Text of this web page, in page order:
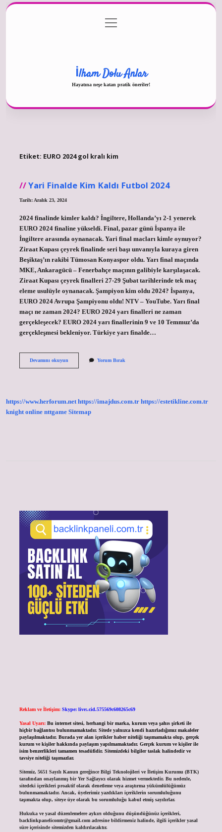
Gizlilik Politikası
menüyü
aç
İlham Dolu Anlar
Hayatına neşe katan pratik öneriler!
Etiket: EURO 2024 gol kralı kim
Yari Finalde Kim Kaldı Futbol 2024
Tarih: Aralık 23, 2024
2024 finalinde kimler kaldı? İngiltere, Hollanda’yı 2-1 yenerek
EURO 2024 finaline yükseldi. Final, pazar günü İspanya ile
İngiltere arasında oynanacak. Yari final macları kimle oynuyor?
Ziraat Kupası çeyrek finalinde seri başı unvanıyla kuraya giren
Beşiktaş’ın rakibi Tümosan Konyaspor oldu. Yarı final maçında
MKE, Ankaragücü – Fenerbahçe maçının galibiyle karşılaşacak.
Ziraat Kupası çeyrek finalleri 27-29 Şubat tarihlerinde tek maç
eleme usulüyle oynanacak. Şampiyon kim oldu 2024? İspanya,
EURO 2024 Avrupa Şampiyonu oldu! NTV – YouTube. Yarı final
maçı ne zaman 2024? EURO 2024 yarı finalleri ne zaman
gerçekleşecek? EURO 2024 yarı finallerinin 9 ve 10 Temmuz’da
gerçekleşmesi bekleniyor. Türkiye yarı finalde…
Devamını okuyunYari
Yorum Bırak
https://www.herforum.net https://imajdus.com.tr https://estetikline.com.tr
knight online nttgame Sitemap
Reklam ve İletişim: Skype: live:.cid.575569c608265c69
Yasal Uyarı: Bu internet sitesi, herhangi bir marka, kurum veya şahıs şirketi ile
hiçbir bağlantısı bulunmamaktadır. Sitede yalnızca kendi hazırladığımız makaleler
paylaşılmaktadır. Burada yer alan içerikler haber niteliği taşımamakta olup, gerçek
kurum ve kişiler hakkında paylaşım yapılmamaktadır. Gerçek kurum ve kişiler ile
isim benzerlikleri tamamen tesadüfidir. Sitemizdeki bilgiler taslak halindedir ve
tavsiye niteliği taşımazlar.
Sitemiz, 5651 Sayılı Kanun gereğince Bilgi Teknolojileri ve İletişim Kurumu (BTK)
tarafından onaylanmış bir Yer Sağlayıcı olarak hizmet vermektedir. Bu nedenle,
sitedeki içerikleri proaktif olarak denetleme veya araştırma yükümlülüğümüz
bulunmamaktadır. Ancak, üyelerimiz yazdıkları içeriklerin sorumluluğunu
taşımakta olup, siteye üye olarak bu sorumluluğu kabul etmiş sayılırlar.
Hukuka ve yasal düzenlemelere aykırı olduğunu düşündüğünüz içerikleri,
backlinkpanelicomtr@gmail.comadresine bildirmeniz halinde, ilgili içerikler yasal
süre içerisinde sitemizden kaldırılacaktır.